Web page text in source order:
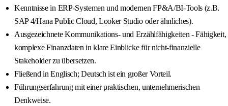
Kenntnisse in ERP-Systemen und modernen FP&A/BI-Tools (z.B.
SAP 4/Hana Public Cloud, Looker Studio oder ähnliches).
Ausgezeichnete Kommunikations- und Erzählfähigkeiten - Fähigkeit,
komplexe Finanzdaten in klare Einblicke für nicht-finanzielle
Stakeholder zu übersetzen.
Fließend in Englisch; Deutsch ist ein großer Vorteil.
Führungserfahrung mit einer praktischen, unternehmerischen
Denkweise.